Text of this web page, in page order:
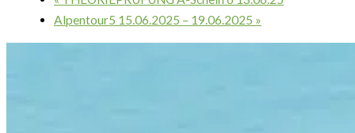
Alpentour5 15.06.2025 – 19.06.2025 »